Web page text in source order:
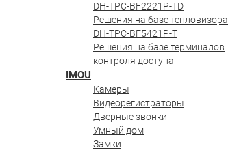
DH-TPC-BF2221P-TD
Решения на базе тепловизора
DH-TPC-BF5421P-T
Решения на базе терминалов
контроля доступа
IMOU
Камеры
Видеорегистраторы
Дверные звонки
Умный дом
Замки